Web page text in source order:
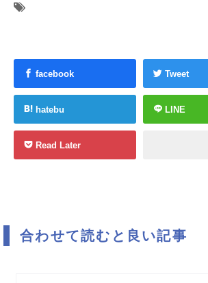
facebook Tweet
hatebu LINE
Read Later
合わせて読むと良い記事